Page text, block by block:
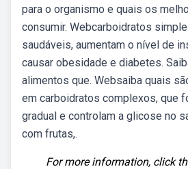
para o organismo e quais os
consumir. Webcarboidratos
saudáveis, aumentam o nível de
causar obesidade e diabetes.
alimentos que. Websaiba quais
em carboidratos complexos, que
gradual e controlam a glicose no
com frutas,.
For more information, click